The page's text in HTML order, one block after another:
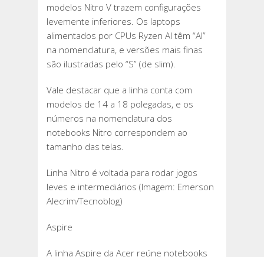
modelos Nitro V trazem configurações
levemente inferiores. Os laptops
alimentados por CPUs Ryzen AI têm “AI”
na nomenclatura, e versões mais finas
são ilustradas pelo “S” (de slim).
Vale destacar que a linha conta com
modelos de 14 a 18 polegadas, e os
números na nomenclatura dos
notebooks Nitro correspondem ao
tamanho das telas.
Linha Nitro é voltada para rodar jogos
leves e intermediários (Imagem: Emerson
Alecrim/Tecnoblog)
Aspire
A linha Aspire da Acer reúne notebooks